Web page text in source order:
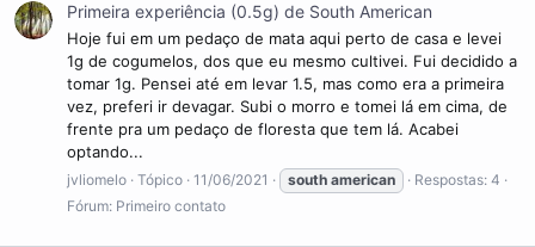
Primeira experiência (0.5g) de South American
Hoje fui em um pedaço de mata aqui perto de casa e levei
1g de cogumelos, dos que eu mesmo cultivei. Fui decidido a
tomar 1g. Pensei até em levar 1.5, mas como era a primeira
vez, preferi ir devagar. Subi o morro e tomei lá em cima, de
frente pra um pedaço de floresta que tem lá. Acabei
optando...
jvliomelo Tópico 11/06/2021 south american
Respostas: 4
Fórum: Primeiro contato